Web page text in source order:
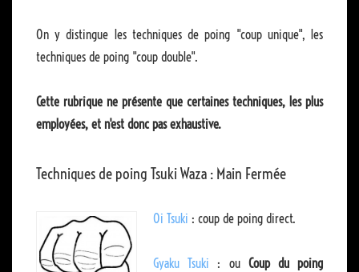
On y distingue les techniques de poing "coup unique", les
techniques de poing "coup double".
Cette rubrique ne présente que certaines techniques, les plus
employées, et n'est donc pas exhaustive.
Techniques de poing Tsuki Waza : Main Fermée
Oi Tsuki : coup de poing direct.
Gyaku Tsuki : ou Coup du poing